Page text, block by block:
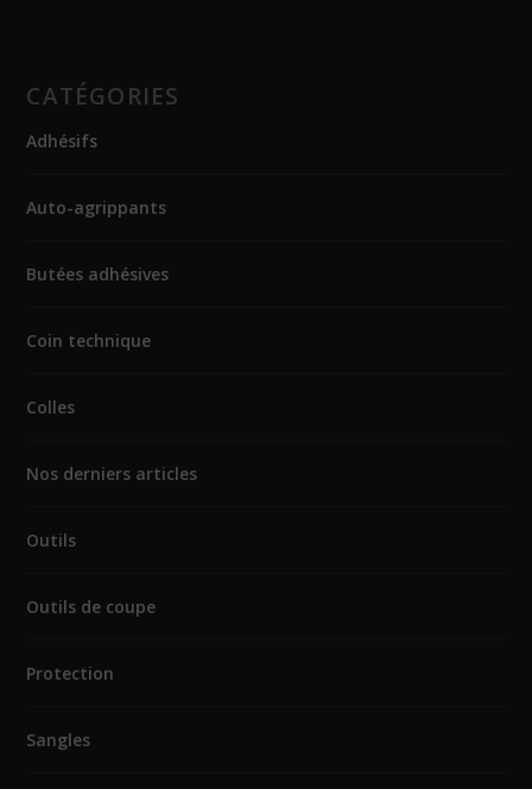
CATÉGORIES
Adhésifs
Auto-agrippants
Butées adhésives
Coin technique
Colles
Nos derniers articles
Outils
Outils de coupe
Protection
Sangles